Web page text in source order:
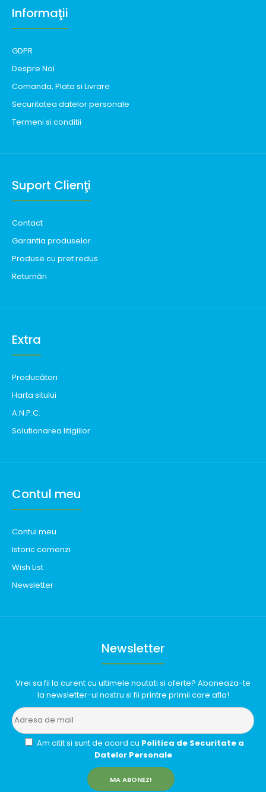
Informaţii
GDPR
Despre Noi
Comanda, Plata si Livrare
Securitatea datelor personale
Termeni si conditii
Suport Clienţi
Contact
Garantia produselor
Produse cu pret redus
Returnări
Extra
Producători
Harta sitului
A.N.P.C.
Solutionarea litigiilor
Contul meu
Contul meu
Istoric comenzi
Wish List
Newsletter
Newsletter
Vrei sa fii la curent cu ultimele noutati si oferte? Aboneaza-te
la newsletter-ul nostru si fii printre primii care afla!
Am citit si sunt de acord cu Politica de Securitate a
Datelor Personale
MA ABONEZ!